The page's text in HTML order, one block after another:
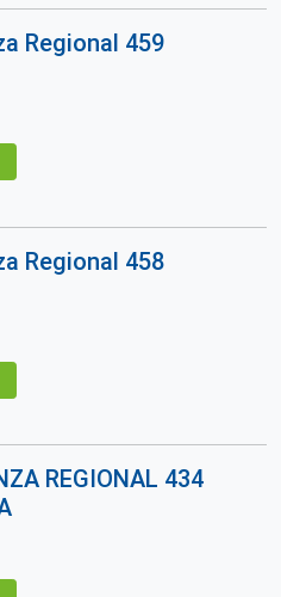
Regional 459
Regional 458
REGIONAL 434